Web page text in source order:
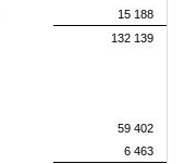
15 188
132 139
59 402
6 463